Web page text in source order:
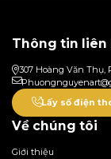
Thông tin liên
307 Hoàng Văn
Lấy số điện
Về chúng tôi
Giới thiệu